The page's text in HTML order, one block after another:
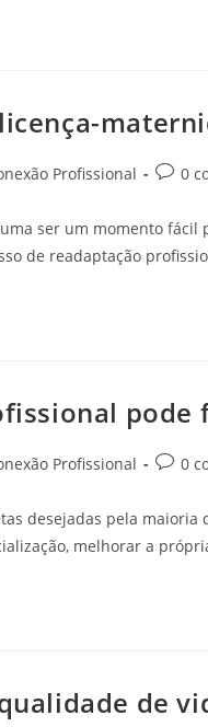
Profissional 0
ser um momento fácil
de readaptação
pode
Profissional 0
desejadas pela
melhorar a
de